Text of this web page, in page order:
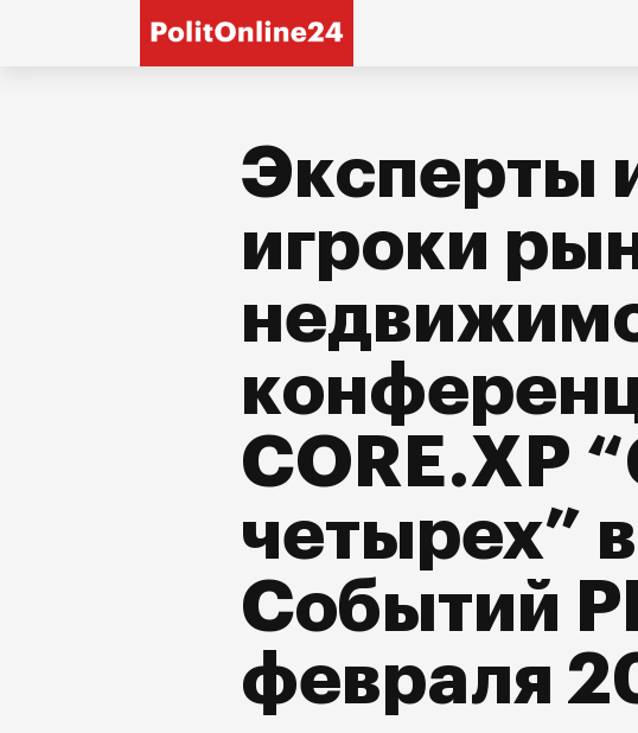
Эксперты
игроки
CORE.XP
четырех”
Событий
февраля